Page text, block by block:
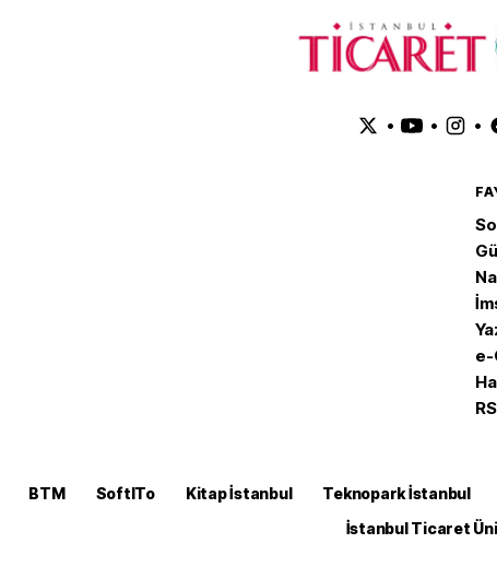
• • •
e-
BTM SoftITo Kitap İstanbul Teknopark İstanbul
İstanbul Ticaret